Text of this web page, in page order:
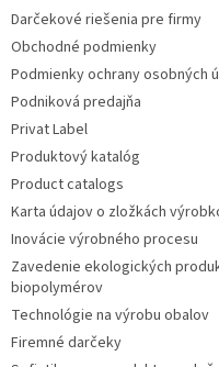
Darčekové riešenia pre firmy
Obchodné podmienky
Podmienky ochrany osobných
Podniková predajňa
Privat Label
Produktový katalóg
Product catalogs
Karta údajov o zložkách
Inovácie výrobného procesu
Zavedenie ekologických
biopolymérov
Technológie na výrobu obalov
Firemné darčeky